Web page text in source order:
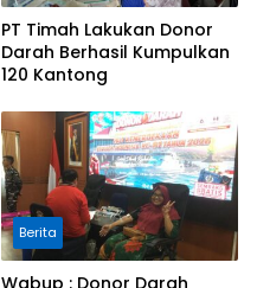
PT Timah Lakukan Donor
Darah Berhasil Kumpulkan
120 Kantong
Berita
Wabup : Donor Darah